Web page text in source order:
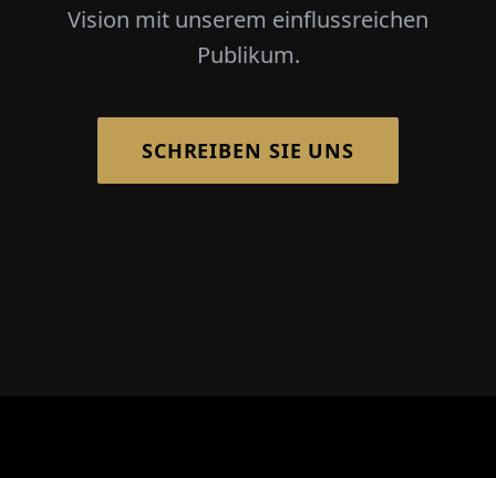
Vision mit unserem einflussreichen
Publikum.
SCHREIBEN SIE UNS